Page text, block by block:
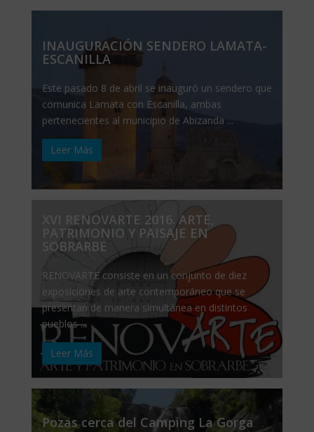
INAUGURACIÓN SENDERO LAMATA-
ESCANILLA
Este pasado 8 de abril se inauguró un sendero que
comunica Lamata con Escanilla, ambas
pertenecientes al municipio de Abizanda ...
Leer Más
XVI RENOVARTE 2016. ARTE,
PATRIMONIO Y PAISAJE EN
SOBRARBE
RENOVARTE consiste en un conjunto de diez
exposiciones de arte contemporáneo que se
presentan de manera simultánea en distintos
pueblos ...
Leer Más
Pozas cerca del Camping La Gorga